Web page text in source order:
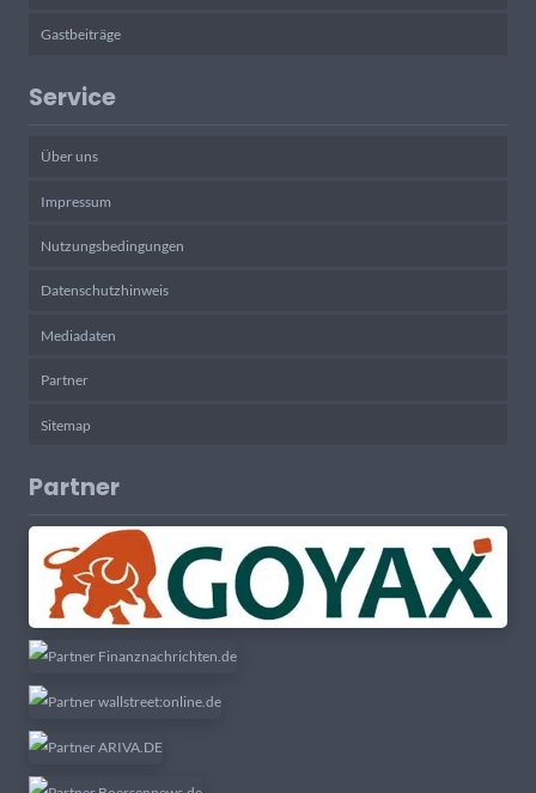
Gastbeiträge
Service
Über uns
Impressum
Nutzungsbedingungen
Datenschutzhinweis
Mediadaten
Partner
Sitemap
Partner